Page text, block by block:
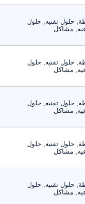
حلول تقنيه, حلول
مشاكل
حلول تقنيه, حلول
مشاكل
حلول تقنيه, حلول
مشاكل
حلول تقنيه, حلول
مشاكل
حلول تقنيه, حلول
مشاكل